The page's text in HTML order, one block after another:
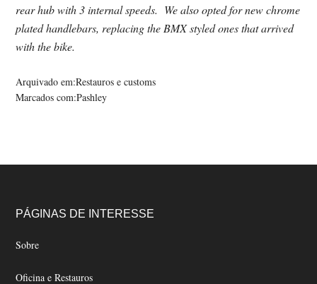
rear hub with 3 internal speeds. We also opted for new chrome
plated handlebars, replacing the BMX styled ones that arrived
with the bike.
Arquivado em:Restauros e customs
Marcados com:Pashley
Footer
PÁGINAS DE INTERESSE
Sobre
Oficina e Restauros